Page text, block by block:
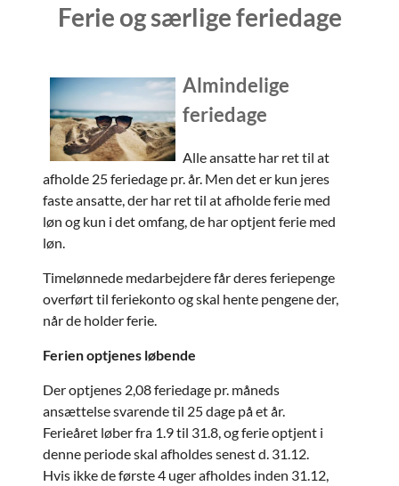
Ferie og særlige feriedage
Almindelige
feriedage
Alle ansatte har ret til at
afholde 25 feriedage pr. år. Men det er kun jeres
faste ansatte, der har ret til at afholde ferie med
løn og kun i det omfang, de har optjentferie med
løn.
Timelønnede medarbejdere får deres feriepenge
overført til feriekonto og skal hente pengene der,
når de holder ferie.
Ferien optjenes løbende
Der optjenes 2,08 feriedage pr. måneds
ansættelse svarende til 25 dage på et år.
Ferieåret løber fra 1.9 til 31.8, og ferie optjent i
denne periode skal afholdes senest d. 31.12.
Hvis ikke de første 4 uger afholdes inden 31.12,